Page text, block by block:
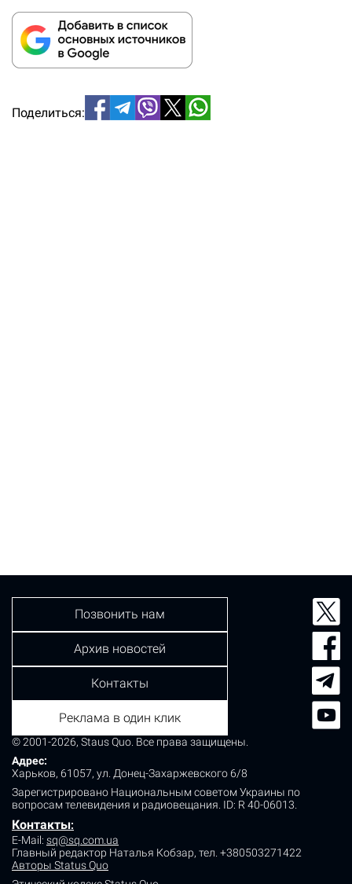
Поделиться:
© 2001-2026, Staus Quo. Все права защищены.
Адрес:
Харьков, 61057, ул. Донец-Захаржевского 6/8
Зарегистрировано Национальным советом Украины по
вопросам телевидения и радиовещания. ID: R 40-06013.
Контакты:
E-Mail: sq@sq.com.ua
Главный редактор Наталья Кобзар, тел. +380503271422
Авторы Status Quo
Позвонить нам
Архив новостей
Контакты
Реклама в один клик